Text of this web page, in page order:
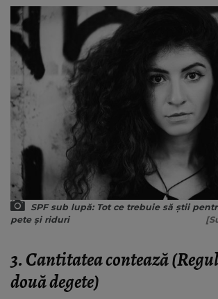
SPF sub lupă: Tot ce trebuie să știi
pete și riduri
3. Cantitatea contează
două degete)